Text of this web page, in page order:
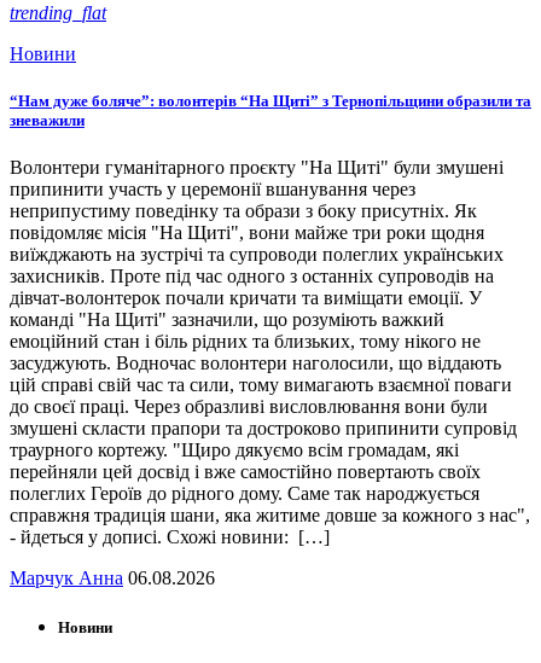
trending_flat
Новини
“Нам дуже боляче”: волонтерів “На Щиті” з Тернопільщини образили та
зневажили
Волонтери гуманітарного проєкту "На Щиті" були змушені
припинити участь у церемонії вшанування через
неприпустиму поведінку та образи з боку присутніх. Як
повідомляє місія "На Щиті", вони майже три роки щодня
виїжджають на зустрічі та супроводи полеглих українських
захисників. Проте під час одного з останніх супроводів на
дівчат-волонтерок почали кричати та виміщати емоції. У
команді "На Щиті" зазначили, що розуміють важкий
емоційний стан і біль рідних та близьких, тому нікого не
засуджують. Водночас волонтери наголосили, що віддають
цій справі свій час та сили, тому вимагають взаємної поваги
до своєї праці. Через образливі висловлювання вони були
змушені скласти прапори та достроково припинити супровід
траурного кортежу. "Щиро дякуємо всім громадам, які
перейняли цей досвід і вже самостійно повертають своїх
полеглих Героїв до рідного дому. Саме так народжується
справжня традиція шани, яка житиме довше за кожного з нас",
- йдеться у дописі. Схожі новини: […]
Марчук Анна 06.08.2026
Новини